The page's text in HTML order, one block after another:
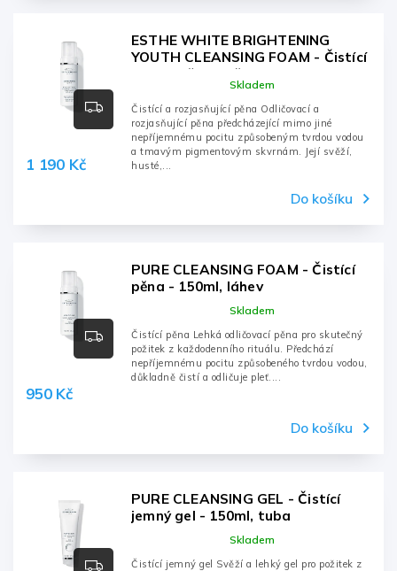
ESTHE WHITE BRIGHTENING
YOUTH CLEANSING FOAM - Čistící
a rozjasňující pěna - 150ml, láhev
Skladem
1 190 Kč
Do košíku
Čistící a rozjasňující pěna Odličovací a
rozjasňující pěna předcházející mimo jiné
nepříjemnému pocitu způsobeným tvrdou vodou
a tmavým pigmentovým skvrnám. Její svěží,
husté,...
PURE CLEANSING FOAM - Čistící
pěna - 150ml, láhev
Skladem
950 Kč
Do košíku
Čistící pěna Lehká odličovací pěna pro skutečný
požitek z každodenního rituálu. Předchází
nepříjemnému pocitu způsobeného tvrdou vodou,
důkladně čistí a odličuje pleť....
PURE CLEANSING GEL - Čistící
jemný gel - 150ml, tuba
Skladem
Čistící jemný gel Svěží a lehký gel pro požitek z